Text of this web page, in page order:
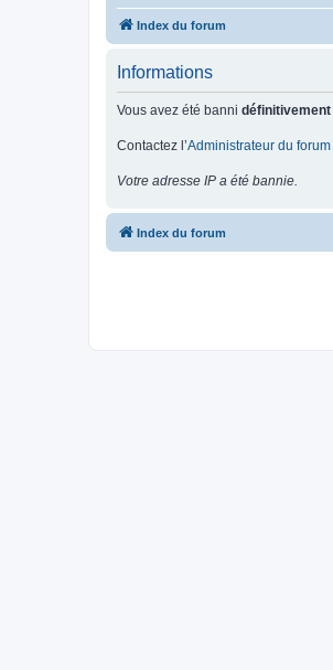
Index du forum
Informations
Vous avez été banni définitivement
Contactez l’Administrateur du forum
Votre adresse IP a été bannie.
Index du forum